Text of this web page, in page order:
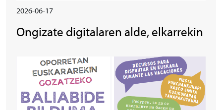
2026-06-17
Ongizate digitalaren alde, elkarrekin